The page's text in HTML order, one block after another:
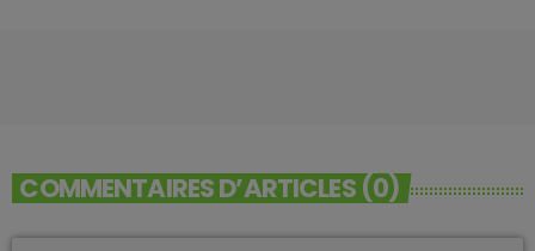
COMMENTAIRES D’ARTICLES (0)